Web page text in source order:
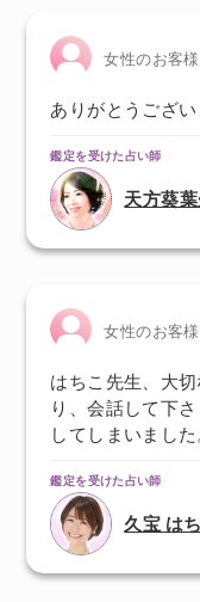
女性のお客様
ありがとうござい
鑑定を受けた占い師
天方葵
女性のお客様
はちこ先生、大
り、会話して下
してしまいまし
鑑定を受けた占い師
久宝 は